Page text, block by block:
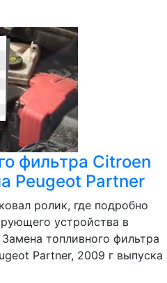
фильтра Citroen
Peugeot Partner
ролик, где подробно
устройства в
топливного фильтра
Partner, 2009 г выпуска